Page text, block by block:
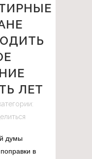
ЛЕТ
думы
в